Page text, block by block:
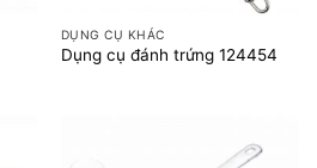
DỤNG CỤ KHÁC
Dụng cụ đánh trứng 124454